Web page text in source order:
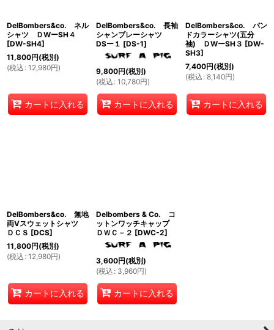
DelBombers&co. ネル
シャツ ＤWーSH４
[DW-SH4]
11,800円(税別)
(税込 : 12,980円)
カートに入れる
DelBombers&co. 長袖
シャンブレーシャツ
DSー１ [DS-1]
9,800円(税別)
(税込 : 10,780円)
カートに入れる
DelBombers&co. バン
ドカラーシャツ(五分
袖) ＤWーSH３ [DW-
SH3]
7,400円(税別)
(税込 : 8,140円)
カートに入れる
DelBombers&co. 無地
両Vスウェットシャツ
ＤＣＳ [DCS]
11,800円(税別)
(税込 : 12,980円)
カートに入れる
Delbombers & Co. コ
ットンワッチキャップ
ＤＷＣ－２ [DWC-2]
3,600円(税別)
(税込 : 3,960円)
カートに入れる